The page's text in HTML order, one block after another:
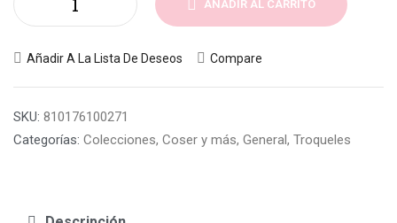
AÑADIR AL CARRITO
Añadir A La Lista De Deseos Compare
SKU: 810176100271
Categorías: Colecciones, Coser y más, General, Troqueles